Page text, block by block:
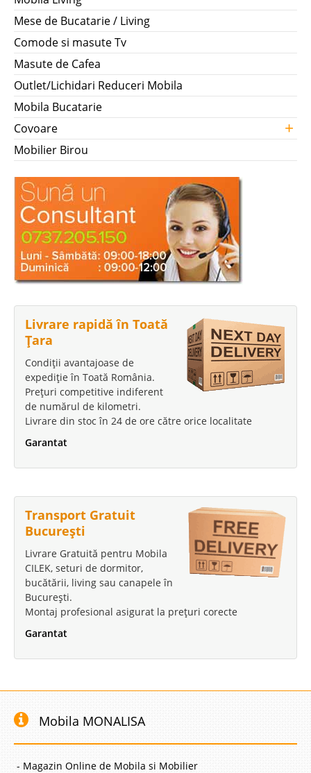
Mese de Bucatarie / Living
Comode si masute Tv
Masute de Cafea
Outlet/Lichidari Reduceri Mobila
Mobila Bucatarie
Covoare
+
Mobilier Birou
Livrare rapidă în Toată
Țara
Condiții avantajoase de
expediție în Toată România.
Prețuri competitive indiferent
de numărul de kilometri.
Livrare din stoc în 24 de ore către orice localitate
Garantat
Transport Gratuit
București
Livrare Gratuită pentru Mobila
CILEK, seturi de dormitor,
bucătării, living sau canapele în
București.
Montaj profesional asigurat la prețuri corecte
Garantat
Mobila MONALISA
- Magazin Online de Mobila si Mobilier